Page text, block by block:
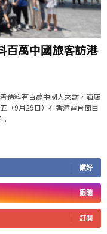
百萬中國旅客訪港
預料有百萬中國人來訪，酒店
（9月29日）在香港電台節目
讚好
跟隨
訂閱